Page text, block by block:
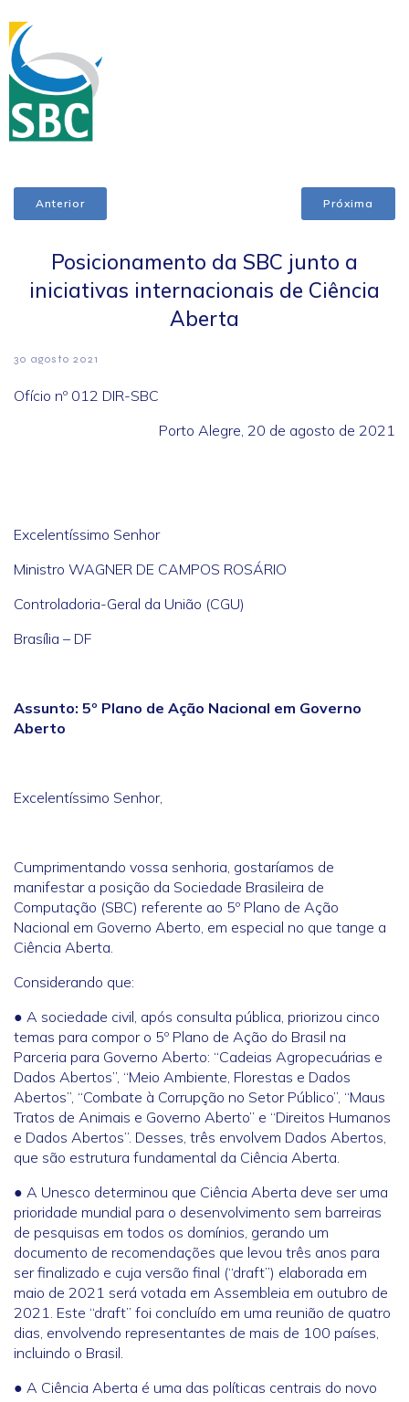
Anterior Próxima
Posicionamento da SBC junto a
iniciativas internacionais de Ciência
Aberta
30 agosto 2021
Ofício nº 012 DIR-SBC
Porto Alegre, 20 de agosto de 2021
Excelentíssimo Senhor
Ministro WAGNER DE CAMPOS ROSÁRIO
Controladoria-Geral da União (CGU)
Brasília – DF
Assunto: 5º Plano de Ação Nacional em Governo
Aberto
Excelentíssimo Senhor,
Cumprimentando vossa senhoria, gostaríamos de
manifestar a posição da Sociedade Brasileira de
Computação (SBC) referente ao 5º Plano de Ação
Nacional em Governo Aberto, em especial no que tange a
Ciência Aberta.
Considerando que:
● A sociedade civil, após consulta pública, priorizou cinco
temas para compor o 5º Plano de Ação do Brasil na
Parceria para Governo Aberto: “Cadeias Agropecuárias e
Dados Abertos”, “Meio Ambiente, Florestas e Dados
Abertos”, “Combate à Corrupção no Setor Público”, “Maus
Tratos de Animais e Governo Aberto” e “Direitos Humanos
e Dados Abertos”. Desses, três envolvem Dados Abertos,
que são estrutura fundamental da Ciência Aberta.
● A Unesco determinou que Ciência Aberta deve ser uma
prioridade mundial para o desenvolvimento sem barreiras
de pesquisas em todos os domínios, gerando um
documento de recomendações que levou três anos para
ser finalizado e cuja versão final (“draft”) elaborada em
maio de 2021 será votada em Assembleia em outubro de
2021. Este “draft” foi concluído em uma reunião de quatro
dias, envolvendo representantes de mais de 100 países,
incluindo o Brasil.
● A Ciência Aberta é uma das políticas centrais do novo